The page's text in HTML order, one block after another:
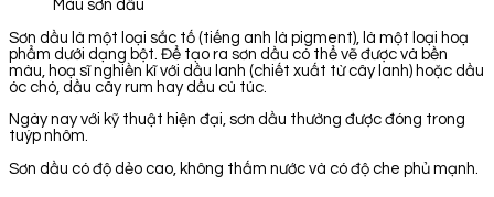
Màu sơn dầu
Sơn dầu là một loại sắc tố (tiếng anh là pigment), là một loại hoạ
phẩm dưới dạng bột. Để tạo ra sơn dầu có thể vẽ được và bền
màu, hoạ sĩ nghiền kĩ với dầu lanh (chiết xuất từ cây lanh) hoặc dầu
óc chó, dầu cây rum hay dầu cù túc.
Ngày nay với kỹ thuật hiện đại, sơn dầu thường được đóng trong
tuýp nhôm.
Sơn dầu có độ dẻo cao, không thấm nước và có độ che phủ mạnh.